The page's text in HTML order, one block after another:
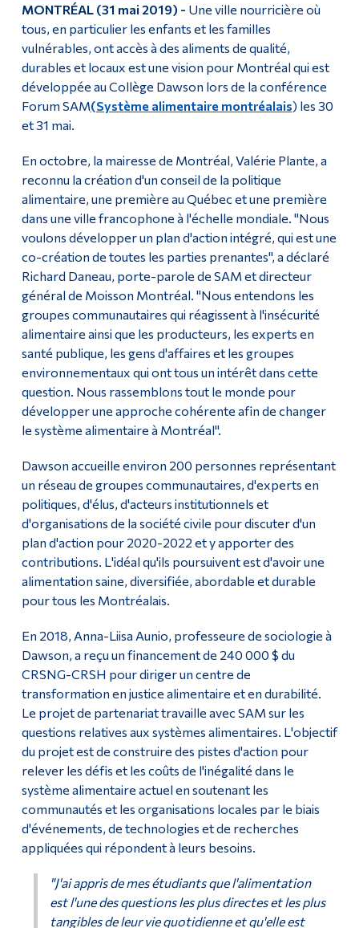
MONTRÉAL (31 mai 2019) - Une ville nourricière où
tous, en particulier les enfants et les familles
vulnérables, ont accès à des aliments de qualité,
durables et locaux est une vision pour Montréal qui est
développée au Collège Dawson lors de la conférence
Forum SAM(Système alimentaire montréalais) les 30
et 31 mai.
En octobre, la mairesse de Montréal, Valérie Plante, a
reconnu la création d'un conseil de la politique
alimentaire, une première au Québec et une première
dans une ville francophone à l'échelle mondiale. "Nous
voulons développer un plan d'action intégré, qui est une
co-création de toutes les parties prenantes", a déclaré
Richard Daneau, porte-parole de SAM et directeur
général de Moisson Montréal. "Nous entendons les
groupes communautaires qui réagissent à l'insécurité
alimentaire ainsi que les producteurs, les experts en
santé publique, les gens d'affaires et les groupes
environnementaux qui ont tous un intérêt dans cette
question. Nous rassemblons tout le monde pour
développer une approche cohérente afin de changer
le système alimentaire à Montréal".
Dawson accueille environ 200 personnes représentant
un réseau de groupes communautaires, d'experts en
politiques, d'élus, d'acteurs institutionnels et
d'organisations de la société civile pour discuter d'un
plan d'action pour 2020-2022 et y apporter des
contributions. L'idéal qu'ils poursuivent est d'avoir une
alimentation saine, diversifiée, abordable et durable
pour tous les Montréalais.
En 2018, Anna-Liisa Aunio, professeure de sociologie à
Dawson, a reçu un financement de 240 000 $ du
CRSNG-CRSH pour diriger un centre de
transformation en justice alimentaire et en durabilité.
Le projet de partenariat travaille avec SAM sur les
questions relatives aux systèmes alimentaires. L'objectif
du projet est de construire des pistes d'action pour
relever les défis et les coûts de l'inégalité dans le
système alimentaire actuel en soutenant les
communautés et les organisations locales par le biais
d'événements, de technologies et de recherches
appliquées qui répondent à leurs besoins.
"J'ai appris de mes étudiants que l'alimentation
est l'une des questions les plus directes et les plus
tangibles de leur vie quotidienne et qu'elle est